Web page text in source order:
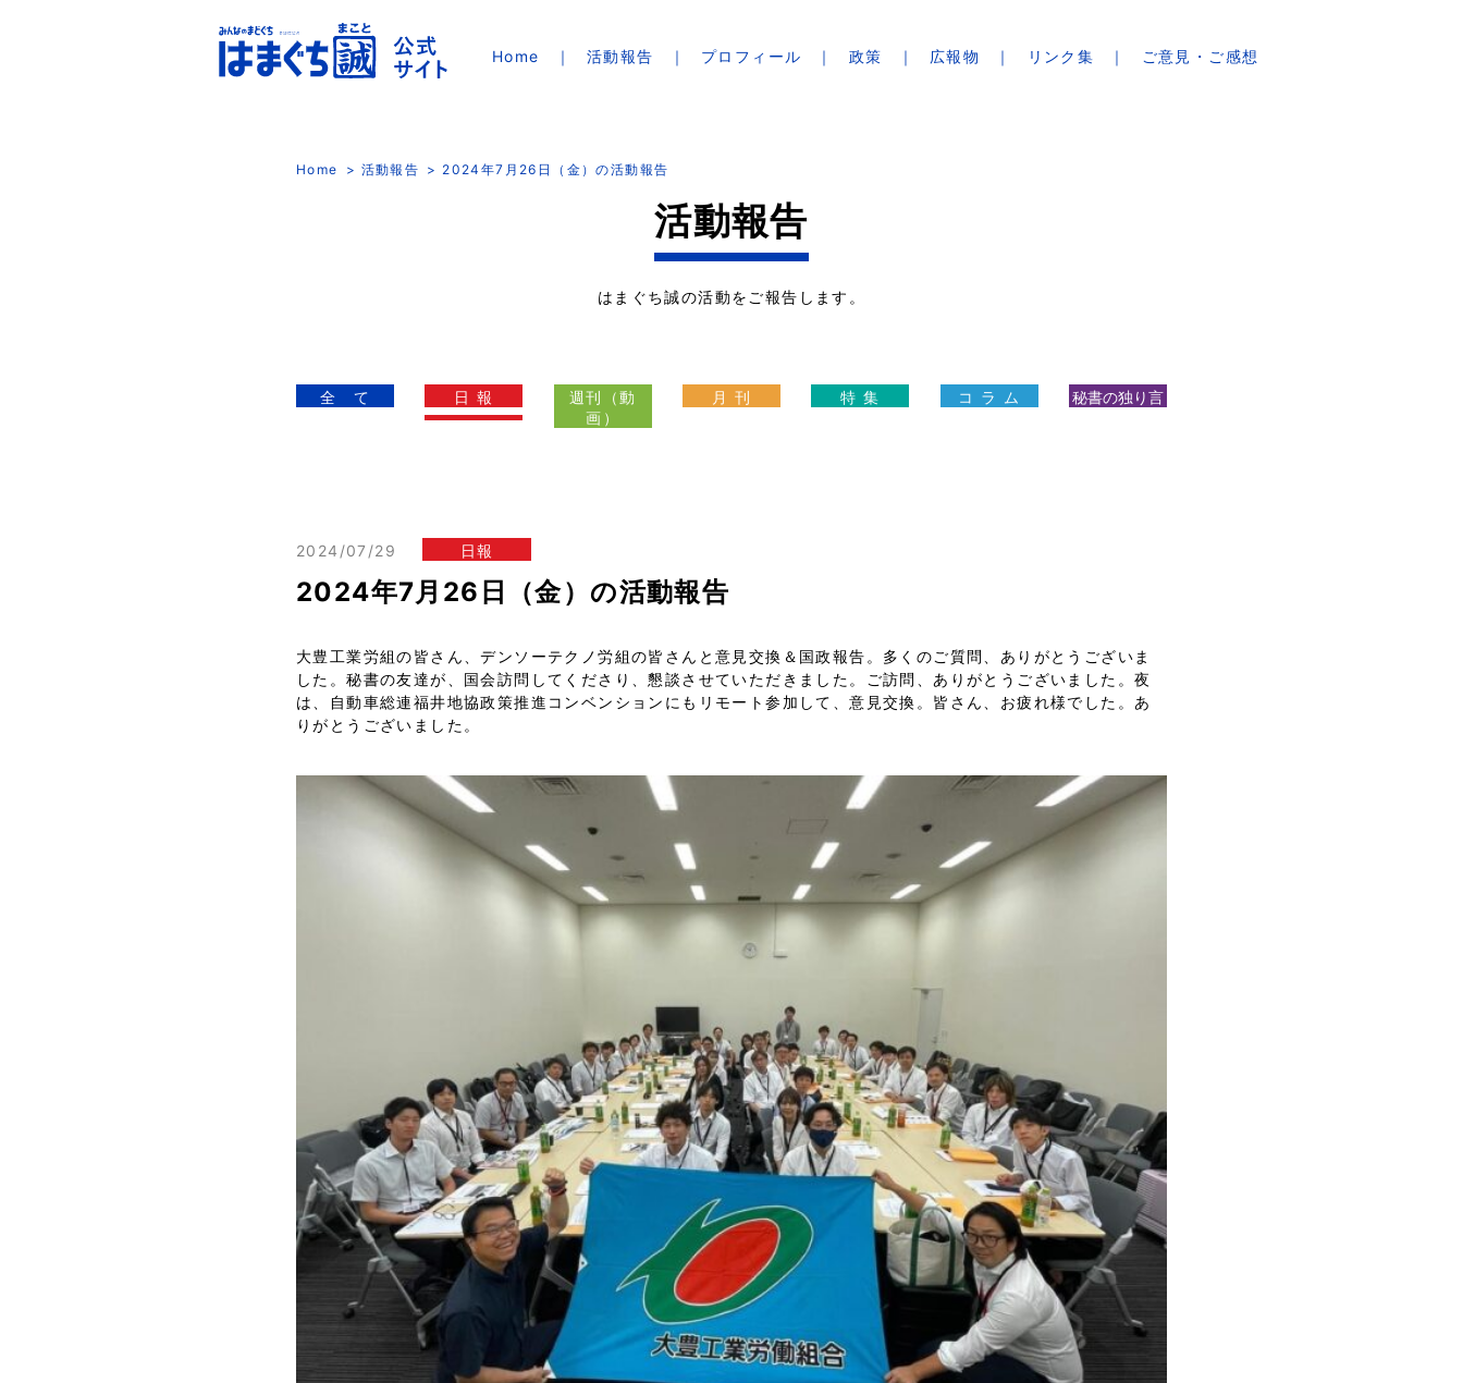
Home 活動報告 プロフィール 政策 広報物 リンク集 ご意見・ご感想
Home 活動報告 2024年7月26日（金）の活動報告
活動報告
はまぐち誠の活動をご報告します。
全 て 日 報
週刊（動
画）
月 刊 特 集 コ ラ ム 秘書の独り言
2024/07/29 日報
2024年7月26日（金）の活動報告
大豊工業労組の皆さん、デンソーテクノ労組の皆さんと意見交換＆国政報告。多くのご質問、ありがとうございま
した。秘書の友達が、国会訪問してくださり、懇談させていただきました。ご訪問、ありがとうございました。夜
は、自動車総連福井地協政策推進コンベンションにもリモート参加して、意見交換。皆さん、お疲れ様でした。あ
りがとうございました。